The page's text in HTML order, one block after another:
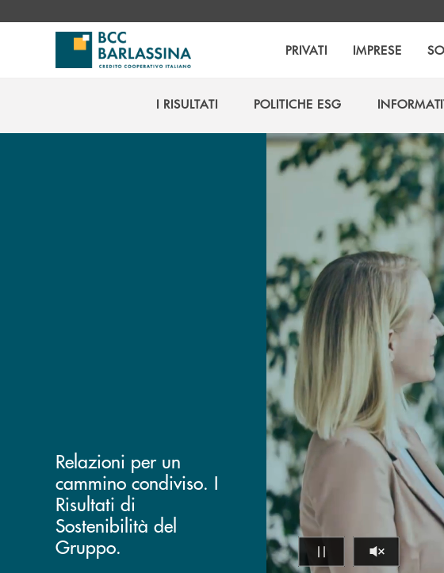
PRIVATI IMPRESE
I RISULTATI
POLITICHE ESG
Relazioni per un
cammino condiviso. I
Risultati di
Sostenibilità del
Gruppo.
Pause
Volume